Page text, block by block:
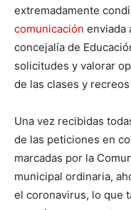
extremadamente
comunicación enviada
concejalía de
solicitudes y valorar
de las clases y
Una vez recibidas
de las peticiones en
marcadas por la
municipal ordinaria,
el coronavirus, lo que